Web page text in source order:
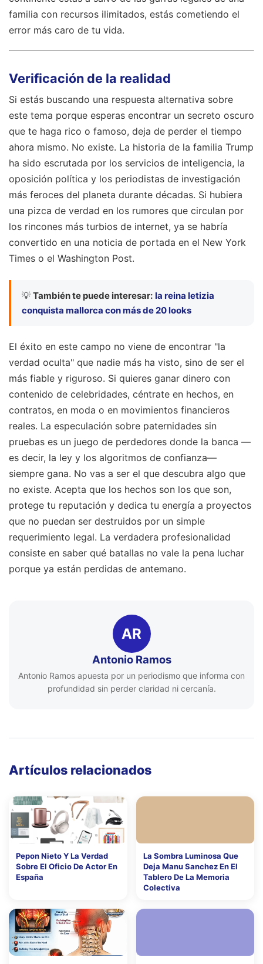
familia con recursos ilimitados, estás cometiendo el
error más caro de tu vida.
Verificación de la realidad
Si estás buscando una respuesta alternativa sobre
este tema porque esperas encontrar un secreto oscuro
que te haga rico o famoso, deja de perder el tiempo
ahora mismo. No existe. La historia de la familia Trump
ha sido escrutada por los servicios de inteligencia, la
oposición política y los periodistas de investigación
más feroces del planeta durante décadas. Si hubiera
una pizca de verdad en los rumores que circulan por
los rincones más turbios de internet, ya se habría
convertido en una noticia de portada en el New York
Times o el Washington Post.
💡 También te puede interesar: la reina letizia
conquista mallorca con más de 20 looks
El éxito en este campo no viene de encontrar "la
verdad oculta" que nadie más ha visto, sino de ser el
más fiable y riguroso. Si quieres ganar dinero con
contenido de celebridades, céntrate en hechos, en
contratos, en moda o en movimientos financieros
reales. La especulación sobre paternidades sin
pruebas es un juego de perdedores donde la banca —
es decir, la ley y los algoritmos de confianza—
siempre gana. No vas a ser el que descubra algo que
no existe. Acepta que los hechos son los que son,
protege tu reputación y dedica tu energía a proyectos
que no puedan ser destruidos por un simple
requerimiento legal. La verdadera profesionalidad
consiste en saber qué batallas no vale la pena luchar
porque ya están perdidas de antemano.
AR
Antonio Ramos
Antonio Ramos apuesta por un periodismo que informa con
profundidad sin perder claridad ni cercanía.
Artículos relacionados
Pepon Nieto Y La Verdad
Sobre El Oficio De Actor En
España
La Sombra Luminosa Que
Deja Manu Sanchez En El
Tablero De La Memoria
Colectiva